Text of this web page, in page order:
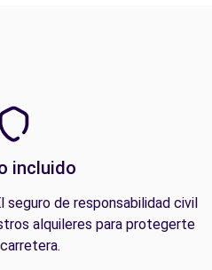
incluido
seguro de responsabilidad civil
alquileres para protegerte